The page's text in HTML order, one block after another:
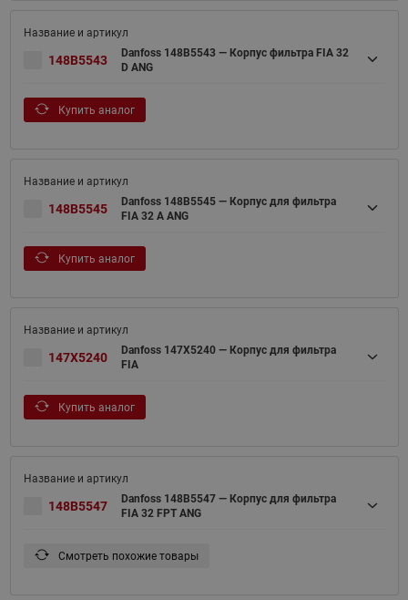
148B5543
Danfoss 148B5543 — Корпус фильтра FIA 32
D ANG
Купить аналог
148B5545
Danfoss 148B5545 — Корпус для фильтра
FIA 32 A ANG
Купить аналог
147X5240
Danfoss 147X5240 — Корпус для фильтра
FIA
Купить аналог
148B5547
Danfoss 148B5547 — Корпус для фильтра
FIA 32 FPT ANG
Смотреть похожие товары